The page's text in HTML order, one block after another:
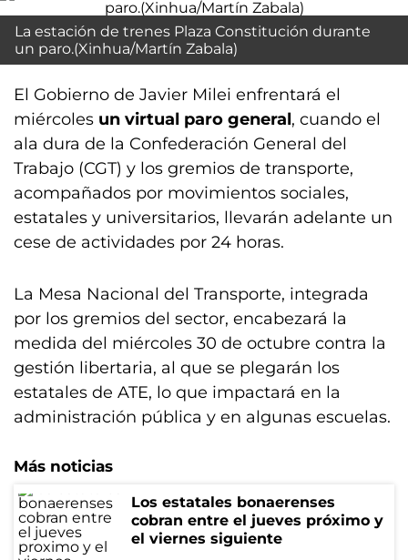
La estación de trenes Plaza Constitución durante
un paro.(Xinhua/Martín Zabala)
El Gobierno de Javier Milei enfrentará el
miércoles un virtual paro general, cuando el
ala dura de la Confederación General del
Trabajo (CGT) y los gremios de transporte,
acompañados por movimientos sociales,
estatales y universitarios, llevarán adelante un
cese de actividades por 24 horas.
La Mesa Nacional del Transporte, integrada
por los gremios del sector, encabezará la
medida del miércoles 30 de octubre contra la
gestión libertaria, al que se plegarán los
estatales de ATE, lo que impactará en la
administración pública y en algunas escuelas.
Más noticias
Los estatales bonaerenses
cobran entre el jueves próximo y
el viernes siguiente